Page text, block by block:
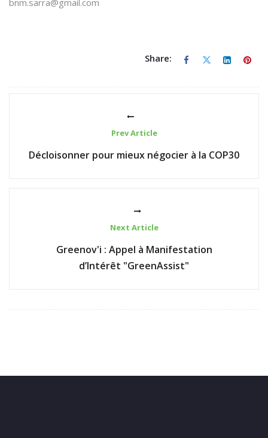
bnm.sarra@gmail.com
Share:
Prev Article
Décloisonner pour mieux négocier à la COP30
Next Article
Greenov'i : Appel à Manifestation
d’Intérêt "GreenAssist"